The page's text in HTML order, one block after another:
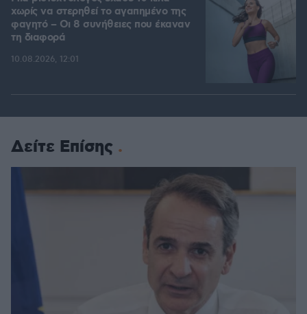
χωρίς να στερηθεί το αγαπημένο της
φαγητό – Οι 8 συνήθειες που έκαναν
τη διαφορά
10.08.2026, 12:01
Δείτε Επίσης